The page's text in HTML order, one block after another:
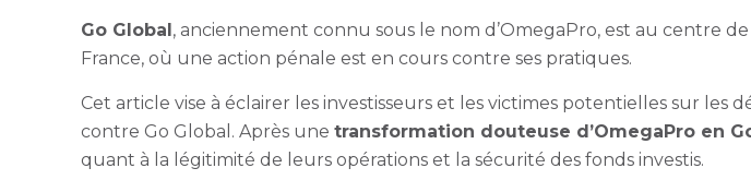
Go Global, anciennement connu sous le nom d’OmegaPro, est au centre
France, où une action pénale est en cours contre ses pratiques.
Cet article vise à éclairer les investisseurs et les victimes potentielles sur les
contre Go Global. Après unetransformation douteuse d’OmegaPro en
quant à la légitimité de leurs opérations et la sécurité des fonds investis.